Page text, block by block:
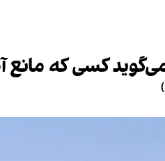
می‌گوید کسی که